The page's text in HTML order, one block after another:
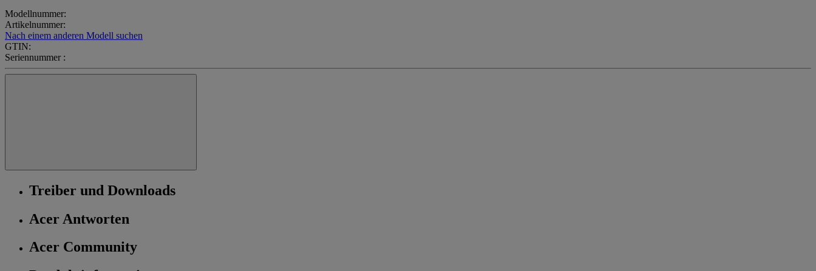
Modellnummer:
Artikelnummer:
Nach einem anderen Modell suchen
GTIN:
Seriennummer :
Treiber und Downloads
Acer Antworten
Acer Community